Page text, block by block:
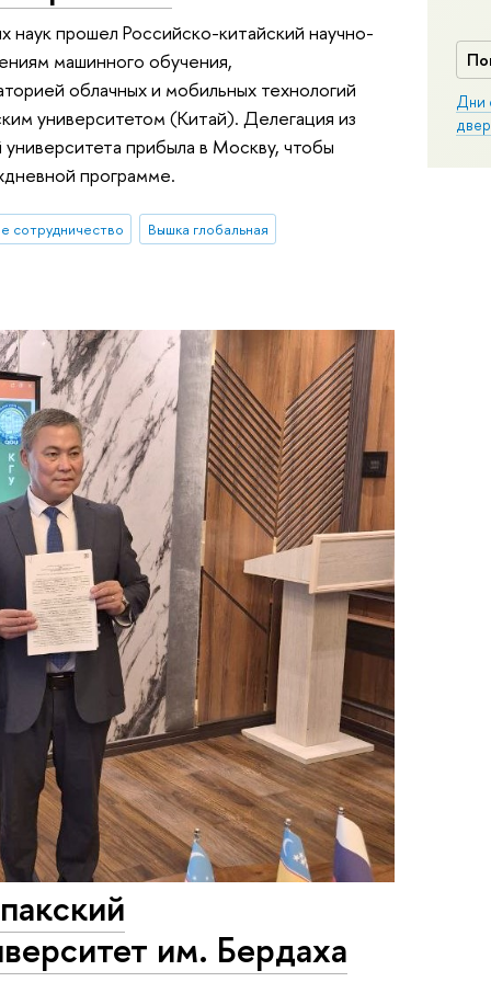
Дни
наук прошел Российско-китайский научно-
машинного обучения,
облачных и мобильных технологий
университетом (Китай). Делегация из
прибыла в Москву, чтобы
программе.
сотрудничество Вышка глобальная
им. Бердаха